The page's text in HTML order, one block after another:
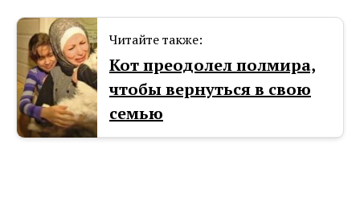
Читайте также:
Кот преодолел полмира,
чтобы вернуться в свою
семью